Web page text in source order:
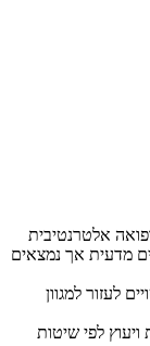
אלטרנטיבית
מדעית אך נמצאים
לעזור למגוון
ויעוץ לפי שיטות